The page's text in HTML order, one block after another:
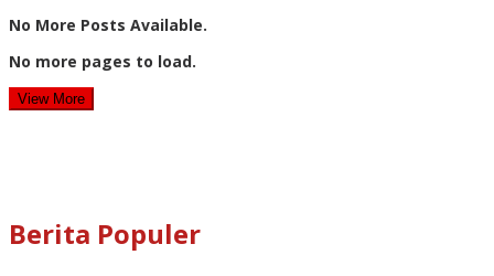
No More Posts Available.
No more pages to load.
View More
Berita Populer